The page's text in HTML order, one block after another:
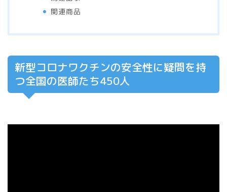
関連商品
新型コロナワクチンの安全性に疑問を持
つ全国の医師たち450人